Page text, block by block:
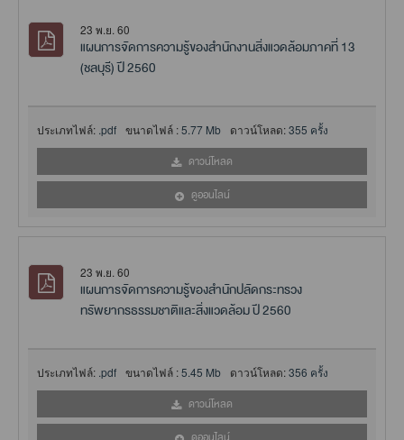
23 พ.ย. 60
แผนการจัดการความรู้ของสำนักงานสิ่งแวดล้อมภาคที่ 13
(ชลบุรี) ปี 2560
ประเภทไฟล์: .pdf ขนาดไฟล์ :5.77 Mb ดาวน์โหลด:355 ครั้ง
ดาวน์โหลด
ดูออนไลน์
23 พ.ย. 60
แผนการจัดการความรู้ของสำนักปลัดกระทรวง
ทรัพยากรธรรมชาติและสิ่งแวดล้อม ปี 2560
ประเภทไฟล์: .pdf ขนาดไฟล์ :5.45 Mb ดาวน์โหลด:356 ครั้ง
ดาวน์โหลด